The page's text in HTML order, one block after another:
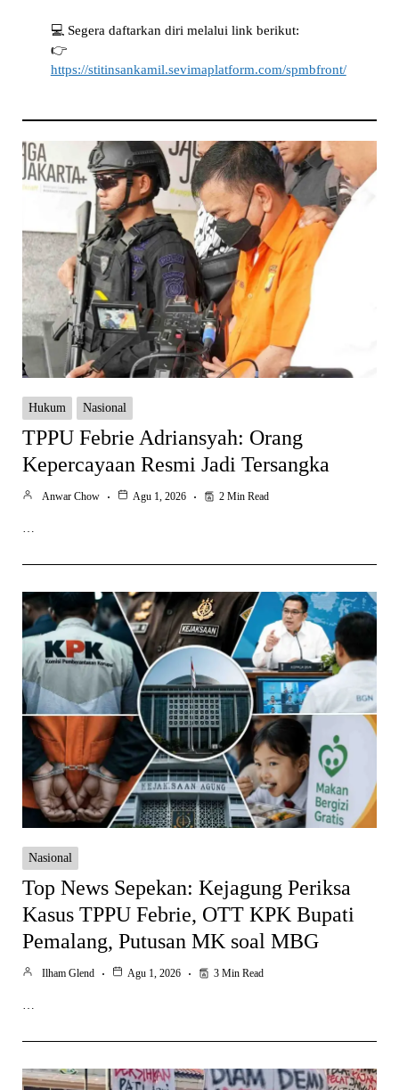
💻 Segera daftarkan diri melalui link berikut:
👉
https://stitinsankamil.sevimaplatform.com/spmbfront/
Hukum Nasional
TPPU Febrie Adriansyah: Orang
Kepercayaan Resmi Jadi Tersangka
Anwar Chow Agu 1, 2026 2 Min Read
Nasional
Top News Sepekan: Kejagung Periksa
Kasus TPPU Febrie, OTT KPK Bupati
Pemalang, Putusan MK soal MBG
Ilham Glend Agu 1, 2026 3 Min Read